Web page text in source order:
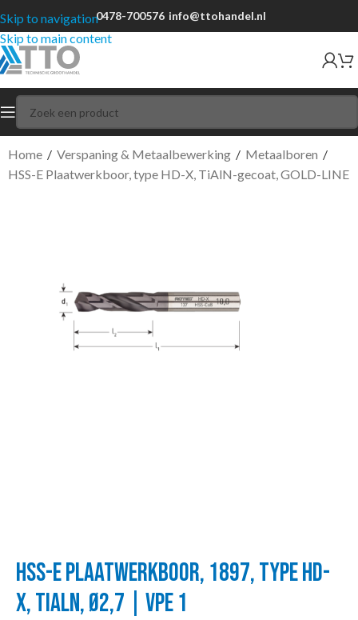
Skip to navigation
Skip to main content
0478-700576 info@ttohandel.nl
Home / Verspaning & Metaalbewerking / Metaalboren /
HSS-E Plaatwerkboor, type HD-X, TiAlN-gecoat, GOLD-LINE
HSS-E PLAATWERKBOOR, 1897, TYPE HD-
X, TIALN, Ø2,7 | VPE 1